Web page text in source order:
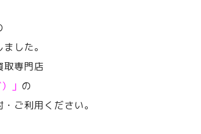
した。
取専門店
」 の
ご利用ください。